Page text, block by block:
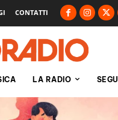
CONTATTI
LA RADIO